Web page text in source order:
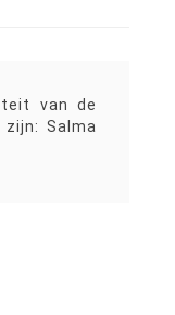
van de
Salma